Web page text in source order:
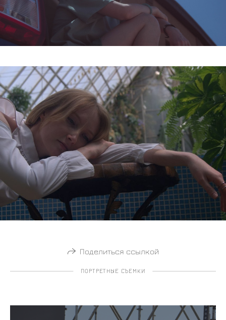
Поделиться ссылкой
ПОРТРЕТНЫЕ СЪЕМКИ